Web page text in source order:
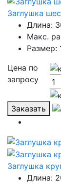
Заглушка
Длина:
Макс.
Размер:
Цена по
запросу
Заказать
Заглушка
Длина: